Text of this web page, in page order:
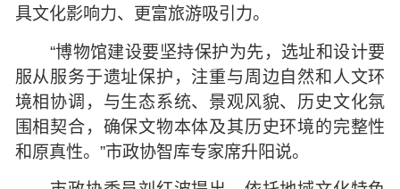
具文化影响力、更富旅游吸引力。
“博物馆建设要坚持保护为先，选址和设计要
服从服务于遗址保护，注重与周边自然和人文环
境相协调，与生态系统、景观风貌、历史文化氛
围相契合，确保文物本体及其历史环境的完整性
和原真性。”市政协智库专家席升阳说。